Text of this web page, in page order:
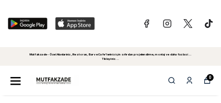
Mutfakzade - Özel Alanlariniz, Restoran, Bar ve Cafe'leriniz için sıfırdan projelendirme, montaj ve daha fazlasi...
Tiklayiniz...
0